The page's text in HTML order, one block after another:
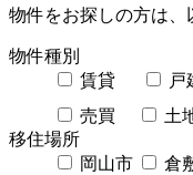
物件をお探しの方は
物件種別
賃貸
戸
売買
土
移住場所
岡山市
倉